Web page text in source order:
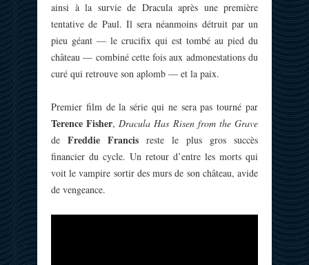
ainsi à la survie de Dracula après une première
tentative de Paul. Il sera néanmoins détruit par un
pieu géant — le crucifix qui est tombé au pied du
château — combiné cette fois aux admonestations du
curé qui retrouve son aplomb — et la paix.
Premier film de la série qui ne sera pas tourné par
Terence Fisher,Dracula Has Risen from the Grave
de Freddie Francis reste le plus gros succès
financier du cycle. Un retour d’entre les morts qui
voit le vampire sortir des murs de son château, avide
de vengeance.